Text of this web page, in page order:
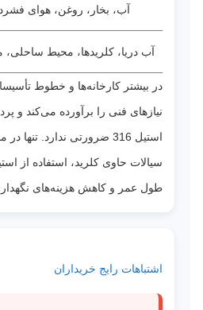
آب، بخار، روغن، هوای
آب دریا، کلریدها، محیط ساحلی،
نیازهای فنی را برآورده می‌کند و
استیل 316 ضرورتی ندارد.
طول عمر و کاهش هزینه‌های
اشتباهات رایج خریداران